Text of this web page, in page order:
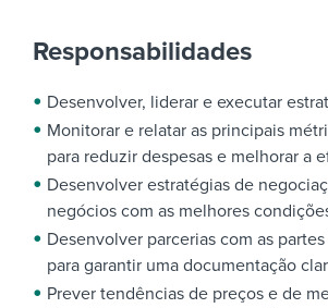
Responsabilidades
Desenvolver, liderar e executar
Monitorar e relatar as principais
para reduzir despesas e melhorar a
Desenvolver estratégias de
negócios com as melhores
Desenvolver parcerias com as
para garantir uma documentação
Prever tendências de preços e de